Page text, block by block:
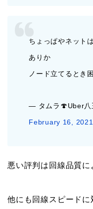
ちょっぱやネット
ありか
ノード立てるとき
— タムラ🍄Uber八
February 16, 2021
悪い評判は回線品質に
他にも回線スピード